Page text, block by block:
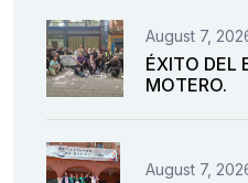
August 7,
ÉXITO DEL
MOTERO.
August 7,